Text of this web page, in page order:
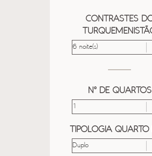
CONTRASTES
Nº DE QUARTOS
TIPOLOGIA QUARTO